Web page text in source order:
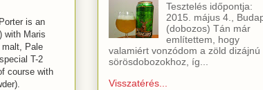
is an
with Maris
Pale
T-2
course with
Tesztelés időpontja:
2015. május 4.,
(dobozos) Tán már
említettem, hogy
valamiért vonzódom a zöld dizájnú
sörösdobozokhoz, íg...
Visszatérés...